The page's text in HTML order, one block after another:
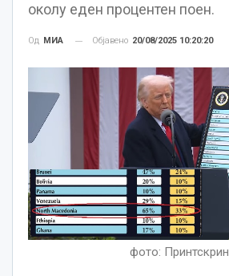
околу еден процентен поен.
Од МИА Објавено 20/08/2025 10:20:20
фото: Принтскрин